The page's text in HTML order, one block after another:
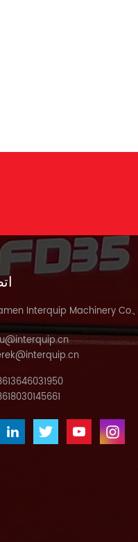
Interquip Machinery Co.,